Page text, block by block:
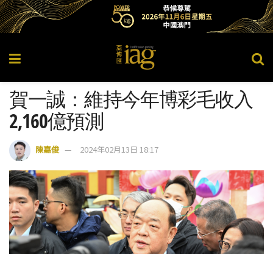
賀一誠：維持今年博彩毛收入
2,160億預測
陳嘉俊 2024年02月13日 18:17